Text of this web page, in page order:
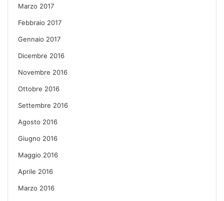
Marzo 2017
Febbraio 2017
Gennaio 2017
Dicembre 2016
Novembre 2016
Ottobre 2016
Settembre 2016
Agosto 2016
Giugno 2016
Maggio 2016
Aprile 2016
Marzo 2016